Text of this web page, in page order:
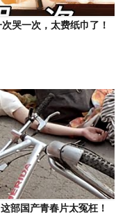
哭一次，太费纸巾了！
部国产青春片太冤枉！